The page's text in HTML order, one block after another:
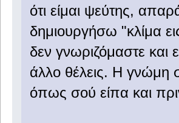
ότι είμαι ψεύτης,
δημιουργήσω "κλίμα
δεν γνωριζόμαστε
άλλο θέλεις. Η γνώμη
όπως σού είπα και